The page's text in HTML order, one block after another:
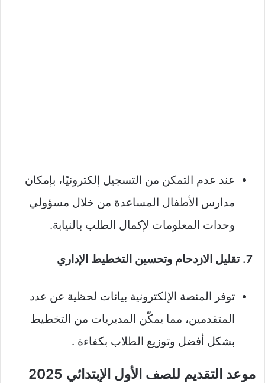
عند عدم التمكن من التسجيل إلكترونيًا، بإمكان
مدارس الأطفال المساعدة من خلال مسؤولي
وحدات المعلومات لإكمال الطلب بالنيابة.
توفر المنصة الإلكترونية بيانات لحظية عن عدد
المتقدمين، مما يمكّن المديريات من التخطيط
بشكل أفضل وتوزيع الطلاب بكفاءة .
موعد التقديم للصف الأول الإبتدائي 2025